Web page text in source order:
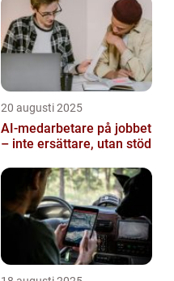
20 augusti 2025
AI‑medarbetare på jobbet
– inte ersättare, utan stöd